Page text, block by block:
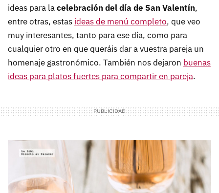
ideas para lacelebración del día de San Valentín,
entre otras, estas ideas de menú completo, que veo
muy interesantes, tanto para ese día, como para
cualquier otro en que queráis dar a vuestra pareja un
homenaje gastronómico. También nos dejaron buenas
ideas para platos fuertes para compartir en pareja.